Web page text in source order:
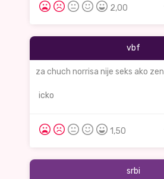
2,00
vbf
za chuch norrisa nije seks ako
icko
1,50
srbi